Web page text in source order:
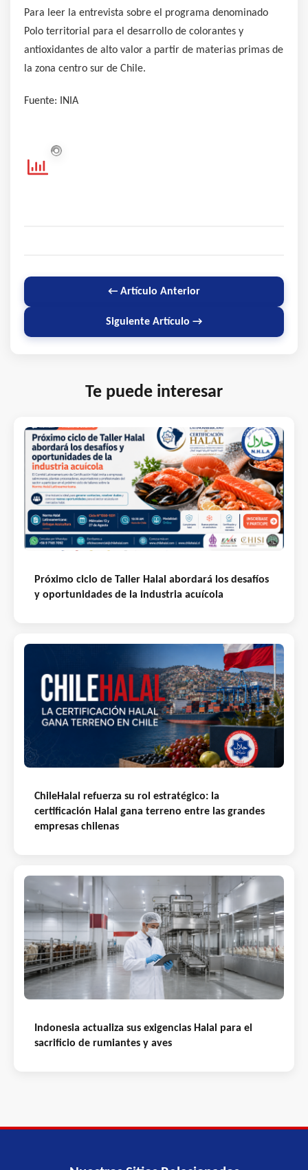
Para leer la entrevista sobre el programa denominado
Polo territorial para el desarrollo de colorantes y
antioxidantes de alto valor a partir de materias primas de
la zona centro sur de Chile.
Fuente: INIA
← Artículo Anterior
Siguiente Artículo →
Te puede interesar
Próximo ciclo de Taller Halal abordará los desafíos
y oportunidades de la industria acuícola
ChileHalal refuerza su rol estratégico: la
certificación Halal gana terreno entre las grandes
empresas chilenas
Indonesia actualiza sus exigencias Halal para el
sacrificio de rumiantes y aves